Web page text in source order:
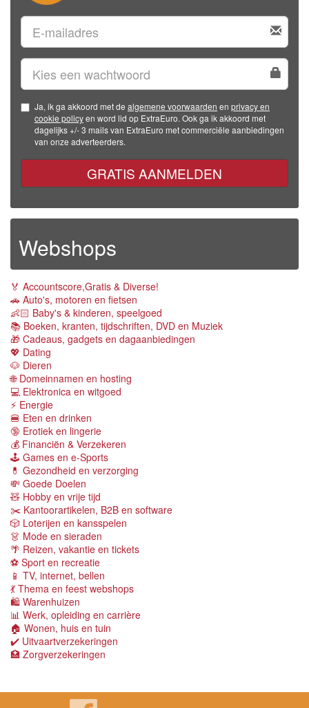
Ja, ik ga akkoord met de algemene voorwaarden en privacy en
cookie policy
dagelijks +/- 3 mails van ExtraEuro met commerciële aanbiedingen
van onze adverteerders.
GRATIS AANMELDEN
Webshops
🏅 Accountscore,Gratis & Diverse!
🚗 Auto's, motoren en fietsen
👶🏻 Baby's & kinderen, speelgoed
📚 Boeken, kranten, tijdschriften, DVD en Muziek
🎁 Cadeaus, gadgets en dagaanbiedingen
💖 Dating
🐶 Dieren
🌐 Domeinnamen en hosting
💻 Elektronica en witgoed
⚡️ Energie
🍔 Eten en drinken
🔞 Erotiek en lingerie
💰 Financiën & Verzekeren
🕹 Games en e-Sports
💊 Gezondheid en verzorging
💸 Goede Doelen
🧸 Hobby en vrije tijd
✂️ Kantoorartikelen, B2B en software
🎲 Loterijen en kansspelen
👗 Mode en sieraden
🌴 Reizen, vakantie en tickets
⚽️ Sport en recreatie
📱 TV, internet, bellen
💃 Thema en feest webshops
🛍 Warenhuizen
📊 Werk, opleiding en carrière
🏠 Wonen, huis en tuin
✔️ Uitvaartverzekeringen
🏥 Zorgverzekeringen